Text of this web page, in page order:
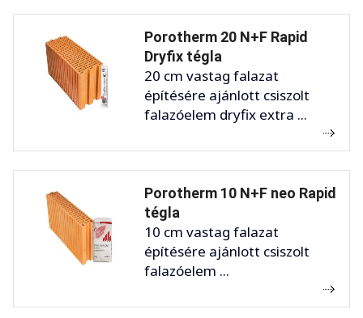
Porotherm 20 N+F Rapid
Dryfix tégla
20 cm vastag falazat
építésére ajánlott csiszolt
falazóelem dryfix extra ...
Porotherm 10 N+F neo Rapid
tégla
10 cm vastag falazat
építésére ajánlott csiszolt
falazóelem ...